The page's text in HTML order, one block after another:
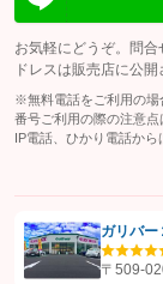
お気軽にどうぞ。問
ドレスは販売店に公開
※無料電話をご利用の場
番号ご利用の際の注意点
IP電話、ひかり電話から
【STEP1】認証画面
ガリバー
〒509-